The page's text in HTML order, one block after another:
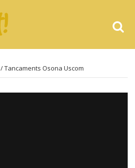
/ Tancaments Osona Uscom